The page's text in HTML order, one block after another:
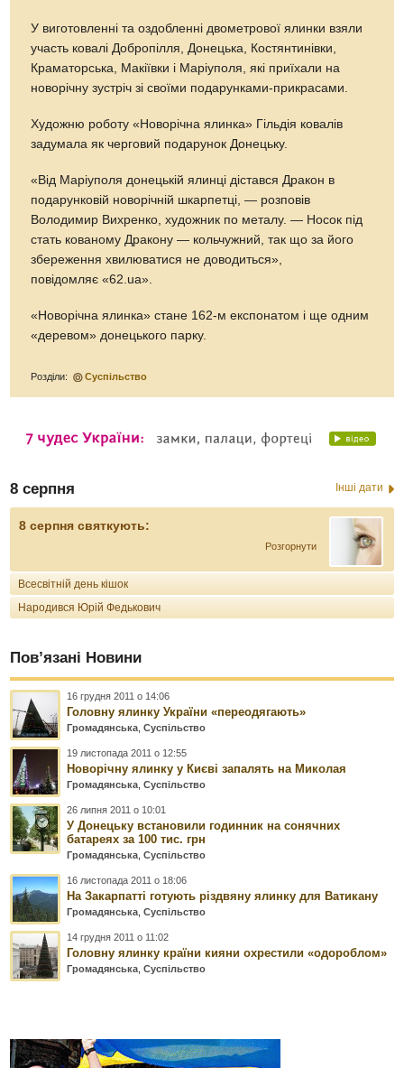
У виготовленні та оздобленні двометрової ялинки взяли
участь ковалі Добропілля, Донецька, Костянтинівки,
Краматорська, Макіївки і Маріуполя, які приїхали на
новорічну зустріч зі своїми подарунками-прикрасами.
Художню роботу «Новорічна ялинка» Гільдія ковалів
задумала як черговий подарунок Донецьку.
«Від Маріуполя донецькій ялинці дістався Дракон в
подарунковій новорічній шкарпетці, — розповів
Володимир Вихренко, художник по металу. — Носок під
стать кованому Дракону — кольчужний, так що за його
збереження хвилюватися не доводиться»,
повідомляє «62.ua».
«Новорічна ялинка» стане 162-м експонатом і ще одним
«деревом» донецького парку.
Розділи: Суспільство
8 серпня Інші дати
8 серпня святкують:
Розгорнути
Всесвітній день кішок
Народився Юрій Федькович
Пов’язані Новини
16 грудня 2011 о 14:06
Головну ялинку України «переодягають»
Громадянська ,Суспільство
19 листопада 2011 о 12:55
Новорічну ялинку у Києві запалять на Миколая
Громадянська ,Суспільство
26 липня 2011 о 10:01
У Донецьку встановили годинник на сонячних
батареях за 100 тис. грн
Громадянська ,Суспільство
16 листопада 2011 о 18:06
На Закарпатті готують різдвяну ялинку для Ватикану
Громадянська ,Суспільство
14 грудня 2011 о 11:02
Головну ялинку країни кияни охрестили «одороблом»
Громадянська ,Суспільство